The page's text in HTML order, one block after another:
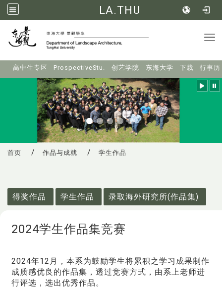
LA.THU
高中生专区 ProspectiveStu. 创艺学院 东海大学 下载 行事历
首页 作品与成就 学生作品
得奖作品
学生作品 录取海外研究所(作品集)
2024学生作品集竞赛
2024年12月，本系为鼓励学生将累积之学习成果制作
成质感优良的作品集，透过竞赛方式，由系上老师进
行评选，选出优秀作品。